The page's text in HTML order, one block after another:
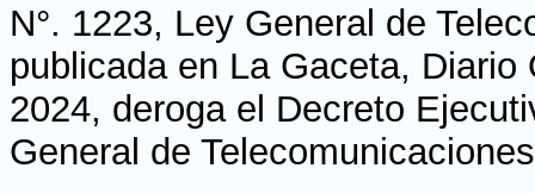
N°. 1223, Ley General de
publicada en La Gaceta,
2024, deroga el Decreto
General de